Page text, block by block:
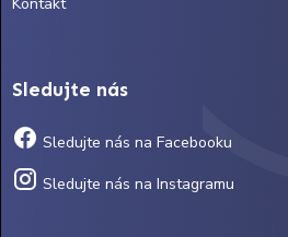
Sledujte nás
Sledujte nás na Facebooku
Sledujte nás na Instagramu